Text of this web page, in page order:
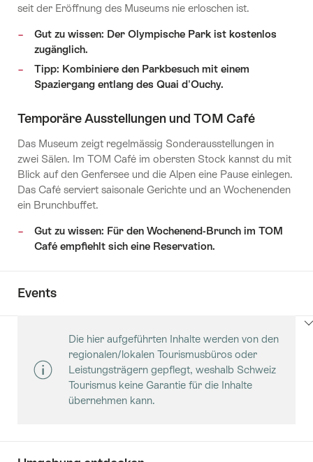
seit der Eröffnung des Museums nie erloschen ist.
Gut zu wissen: Der Olympische Park ist kostenlos
zugänglich.
Tipp: Kombiniere den Parkbesuch mit einem
Spaziergang entlang des Quai d'Ouchy.
Temporäre Ausstellungen und TOM Café
Das Museum zeigt regelmässig Sonderausstellungen in
zwei Sälen. Im TOM Café im obersten Stock kannst du mit
Blick auf den Genfersee und die Alpen eine Pause einlegen.
Das Café serviert saisonale Gerichte und an Wochenenden
ein Brunchbuffet.
Gut zu wissen: Für den Wochenend-Brunch im TOM
Café empfiehlt sich eine Reservation.
Events
Die hier aufgeführten Inhalte werden von den
regionalen/lokalen Tourismusbüros oder
Leistungsträgern gepflegt, weshalb Schweiz
Tourismus keine Garantie für die Inhalte
übernehmen kann.